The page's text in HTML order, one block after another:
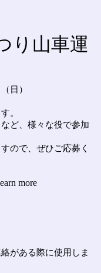
り山車運
日）
。
ど、様々な役で参加
ので、ぜひご応募く
more
がある際に使用しま